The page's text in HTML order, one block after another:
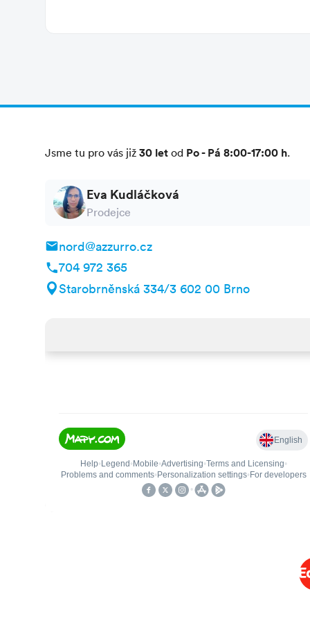
Jsme tu pro vás již 30 let od Po - Pá 8:00-17:00 h.
Eva Kudláčková
Prodejce
nord@azzurro.cz
704 972 365
Starobrněnská 334/3 602 00 Brno